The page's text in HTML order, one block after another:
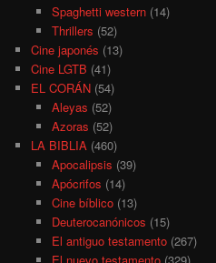
Spaghetti western(14)
Thrillers (52)
Cine japonés (13)
Cine LGTB (41)
EL CORÁN (54)
Aleyas (52)
Azoras (52)
LA BIBLIA (460)
Apocalipsis (39)
Apócrifos (14)
Cine bíblico(13)
Deuterocanónicos (15)
El antiguo testamento(267)